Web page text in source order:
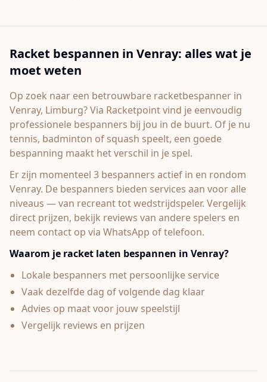
Racket bespannen in Venray: alles wat je
moet weten
Op zoek naar een betrouwbare racketbespanner in
Venray, Limburg? Via Racketpoint vind je eenvoudig
professionele bespanners bij jou in de buurt. Of je nu
tennis, badminton of squash speelt, een goede
bespanning maakt het verschil in je spel.
Er zijn momenteel 3 bespanners actief in en rondom
Venray. De bespanners bieden services aan voor alle
niveaus — van recreant tot wedstrijdspeler. Vergelijk
direct prijzen, bekijk reviews van andere spelers en
neem contact op via WhatsApp of telefoon.
Waarom je racket laten bespannen in Venray?
Lokale bespanners met persoonlijke service
Vaak dezelfde dag of volgende dag klaar
Advies op maat voor jouw speelstijl
Vergelijk reviews en prijzen